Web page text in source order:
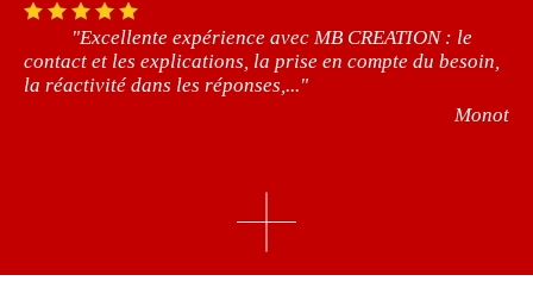
"Excellente expérience avec MB CREATION : le
contact et les explications, la prise en compte du besoin,
la réactivité dans les réponses,..."
Monot